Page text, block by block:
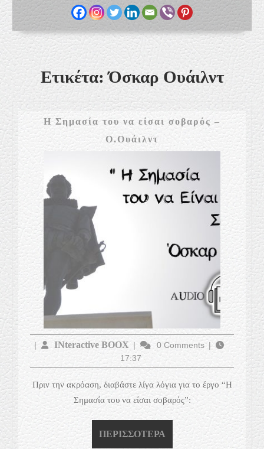
Ετικέτα:Όσκαρ Ουάιλντ
Η Σημασία του να είσαι σοβαρός –
Ο.Ουάιλντ
Σημασία
να
είσαι
σοβαρός
–
| INteractive BOOXINteractive
BOOX
| 0 Comments |
17:37
Πριν την ακρόαση, διαβάστε λίγα λόγια για το έργο “Η
Σημασία του να είσαι σοβαρός”:
ΠΕΡΙΣΣΌΤΕΡΑ ΠΕΡΙΣΣΌΤΕΡΑ